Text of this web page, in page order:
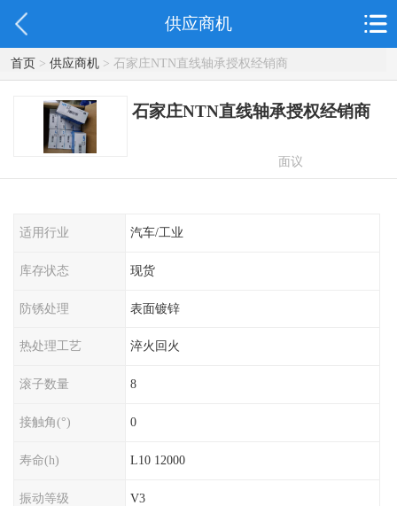
供应商机
首页> 供应商机> 石家庄NTN直线轴承授权经销商
石家庄NTN直线轴承授权经销商
面议
适用行业 汽车/工业
库存状态 现货
防锈处理 表面镀锌
热处理工艺 淬火回火
滚子数量 8
接触角(°) 0
寿命(h) L10 12000
振动等级 V3